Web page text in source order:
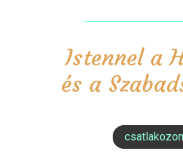
Istennel a
és a